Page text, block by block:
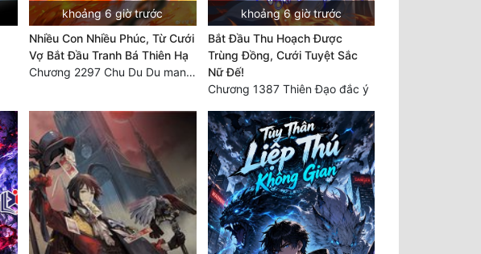
khoảng 6 giờ trước
Nhiều Con Nhiều Phúc, Từ Cưới
Vợ Bắt Đầu Tranh Bá Thiên Hạ
Chương 2297 Chu Du Du mang thai
khoảng 6 giờ trước
Bắt Đầu Thu Hoạch Được
Trùng Đồng, Cưới Tuyệt Sắc
Nữ Đế!
Chương 1387 Thiên Đạo đắc ý